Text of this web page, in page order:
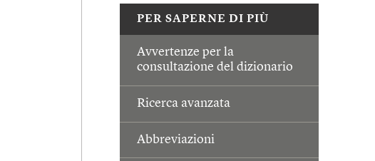
PER SAPERNE DI PIÙ
Avvertenze per la
consultazione del dizionario
Ricerca avanzata
Abbreviazioni